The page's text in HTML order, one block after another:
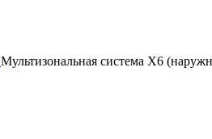
Мультизональная система X6